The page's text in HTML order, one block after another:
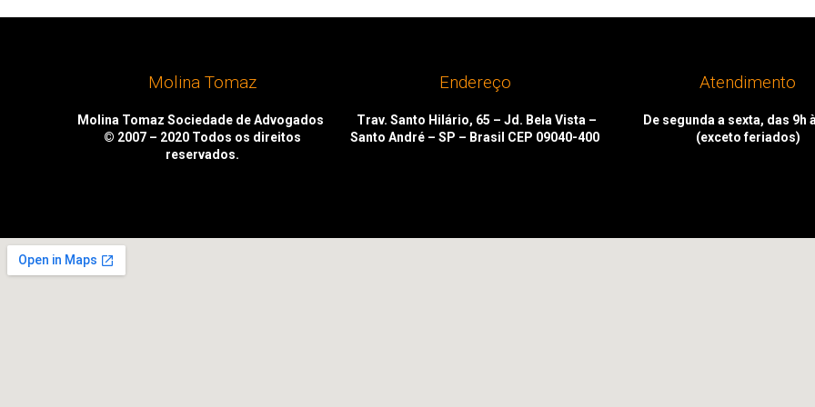
Molina Tomaz
Molina Tomaz Sociedade de Advogados
© 2007 – 2020 Todos os direitos
reservados.
Endereço
Trav. Santo Hilário, 65 – Jd. Bela Vista –
Santo André – SP – Brasil CEP 09040-400
Atendimento
De segunda a sexta, das 9h
(exceto feriados)